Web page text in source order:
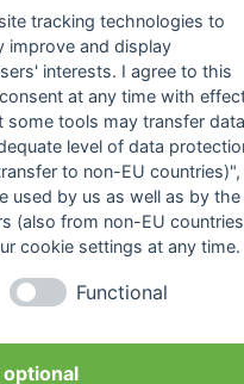
tracking technologies to
improve and display
interests. I agree to this
at any time with
some tools may transfer
level of data
to non-EU countries)",
used by us as well as by the
(also from non-EU
cookie settings at any time.
Functional